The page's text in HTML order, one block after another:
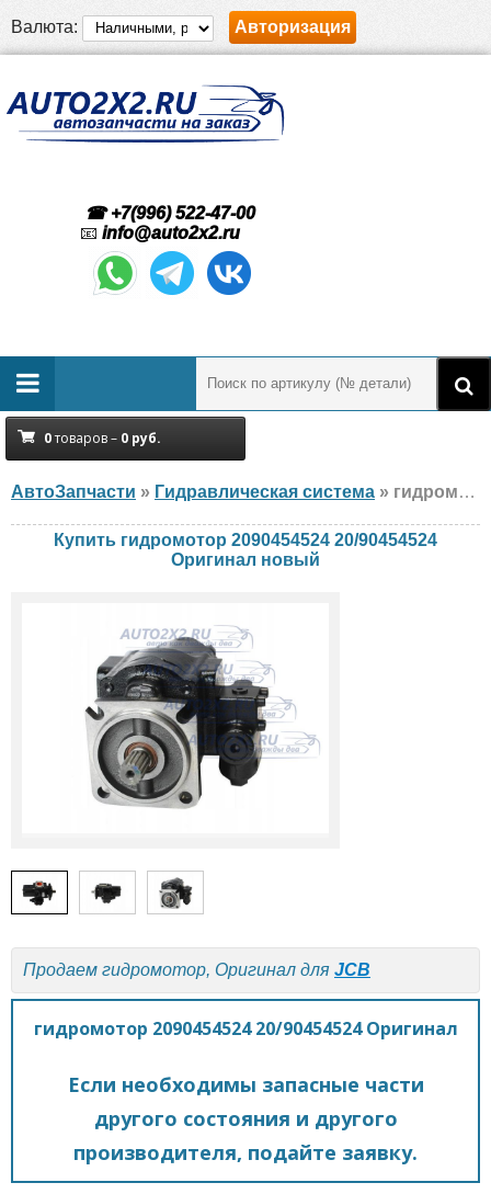
Валюта: Авторизация
☎ +7(996) 522-47-00
📧 info@auto2x2.ru
0товаров – 0 руб.
АвтоЗапчасти » Гидравлическая система » гидромотор Оригинал 2090454524 20/90454524 JCB, новый
Купить гидромотор 2090454524 20/90454524
Оригинал новый
Продаем гидромотор, Оригинал для JCB
гидромотор 2090454524 20/90454524 Оригинал
Если необходимы запасные части
другого состояния и другого
производителя, подайте заявку.